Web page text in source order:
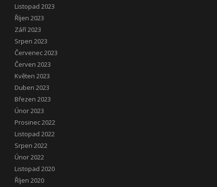
Listopad 2023
Říjen 2023
Září 2023
Srpen 2023
Červenec 2023
Červen 2023
Květen 2023
Duben 2023
Březen 2023
Únor 2023
Prosinec 2022
Listopad 2022
Srpen 2022
Únor 2022
Listopad 2020
Říjen 2020